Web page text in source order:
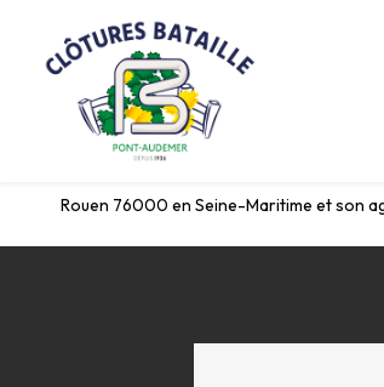
Rouen 76000 en Seine-Maritime et son